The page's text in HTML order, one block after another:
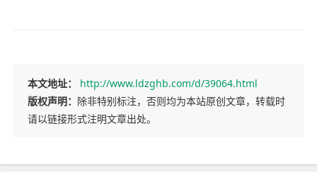
本文地址：
http://www.ldzghb.com/d/39064.html
版权声明： 除非特别标注，否则均为本站原创文章，转载时
请以链接形式注明文章出处。